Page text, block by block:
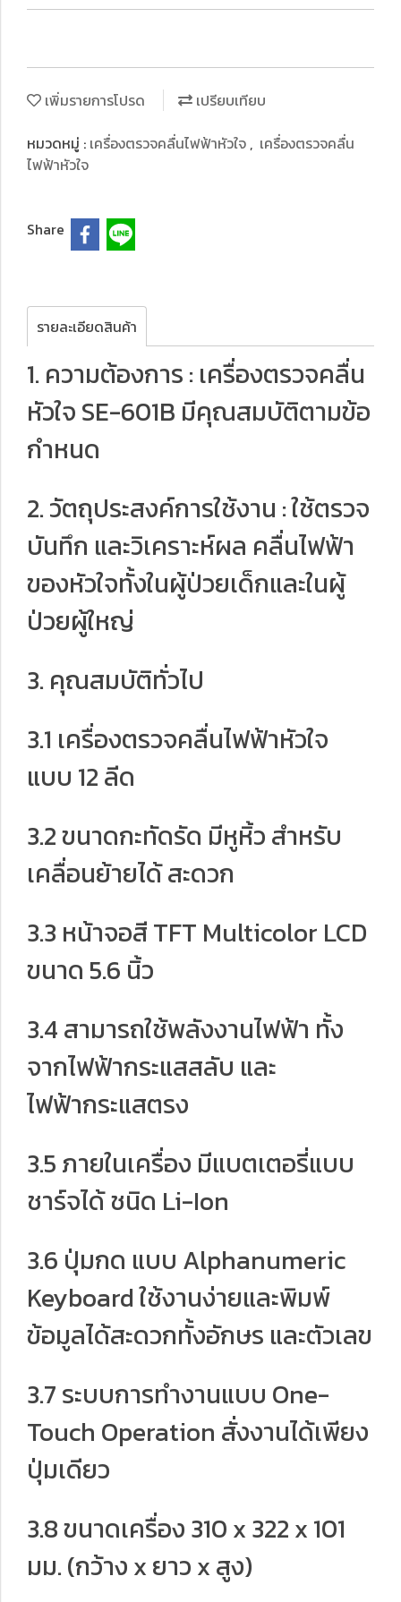
เพิ่มรายการโปรด
เปรียบเทียบ
หมวดหมู่ : เครื่องตรวจคลื่นไฟฟ้าหัวใจ , เครื่องตรวจคลื่น
ไฟ ฟ้าหัวใจ
Share
รายละเอียดสินค้า
1. ความต้องการ : เครื่องตรวจคลื่น
หัวใจ SE-601B มีคุณสมบัติตามข้อ
กำหนด
2. วัตถุประสงค์การใช้งาน : ใช้ตรวจ
บันทึก และวิเคราะห์ผล คลื่นไฟฟ้า
ของหัวใจทั้งในผู้ป่วยเด็กและในผู้
ป่วยผู้ใหญ่
3. คุณสมบัติทั่วไป
3.1 เครื่องตรวจคลื่นไฟฟ้าหัวใจ
แบบ 12 ลีด
3.2 ขนาดกะทัดรัด มีหูหิ้ว สำหรับ
เคลื่อนย้ายได้ สะดวก
3.3 หน้าจอสี TFT Multicolor LCD
ขนาด 5.6 นิ้ว
3.4 สามารถใช้พลังงานไฟฟ้า ทั้ง
จากไฟฟ้ากระแสสลับ และ
ไฟฟ้ากระแสตรง
3.5 ภายในเครื่อง มีแบตเตอรี่แบบ
ชาร์จได้ ชนิด Li-Ion
3.6 ปุ่มกด แบบ Alphanumeric
Keyboard ใช้งานง่ายและพิมพ์
ข้อมูลได้สะดวกทั้งอักษร และตัวเลข
3.7 ระบบการทำงานแบบ One-
Touch Operation สั่งงานได้เพียง
ปุ่มเดียว
3.8 ขนาดเครื่อง 310 x 322 x 101
มม. (กว้าง x ยาว x สูง)